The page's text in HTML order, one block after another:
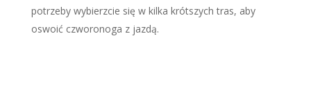
potrzeby wybierzcie się w kilka krótszych tras, aby
oswoić czworonoga z jazdą.